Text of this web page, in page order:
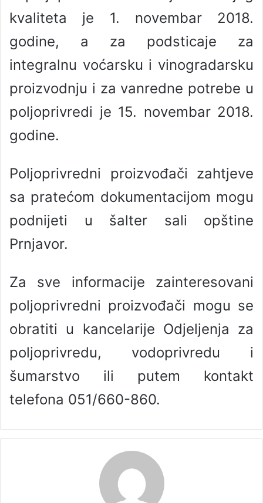
kvaliteta je 1. novembar 2018.
godine, a za podsticaje za
integralnu voćarsku i vinogradarsku
proizvodnju i za vanredne potrebe u
poljoprivredi je 15. novembar 2018.
godine.
Poljoprivredni proizvođači zahtjeve
sa pratećom dokumentacijom mogu
podnijeti u šalter sali opštine
Prnjavor.
Za sve informacije zainteresovani
poljoprivredni proizvođači mogu se
obratiti u kancelarije Odjeljenja za
poljoprivredu, vodoprivredu i
šumarstvo ili putem kontakt
telefona 051/660-860.